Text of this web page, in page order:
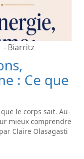
- Biarritz
: Ce que
le corps sait. Au-
mieux comprendre
Claire Olasagasti